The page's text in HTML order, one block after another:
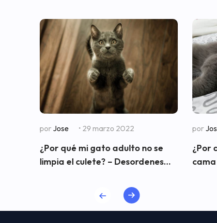
por Jose • 29 marzo 2022
¿Por qué mi gato adulto no se
limpia el culete? – Desordenes...
por
¿Por